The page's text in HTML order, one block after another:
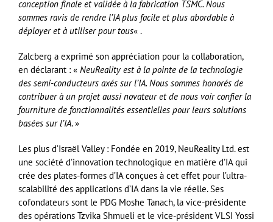
conception finale et validée à la fabrication TSMC. Nous
sommes ravis de rendre l’IA plus facile et plus abordable à
déployer et à utiliser pour tous« .
Zalcberg a exprimé son appréciation pour la collaboration,
en déclarant : « NeuReality est à la pointe de la technologie
des semi-conducteurs axés sur l’IA. Nous sommes honorés de
contribuer à un projet aussi novateur et de nous voir confier la
fourniture de fonctionnalités essentielles pour leurs solutions
basées sur l’IA. »
Les plus d’Israël Valley : Fondée en 2019, NeuReality Ltd. est
une société d’innovation technologique en matière d’IA qui
crée des plates-formes d’IA conçues à cet effet pour l’ultra-
scalabilité des applications d’IA dans la vie réelle. Ses
cofondateurs sont le PDG Moshe Tanach, la vice-présidente
des opérations Tzvika Shmueli et le vice-président VLSI Yossi